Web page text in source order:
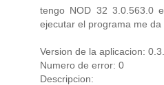
tengo NOD 32 3.0.563.0
ejecutar el programa me
Version de la aplicacion:
Numero de error: 0
Descripcion: